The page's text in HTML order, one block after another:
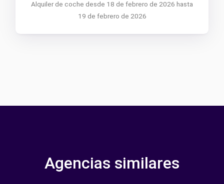
Alquiler de coche desde 18 de febrero de 2026 hasta
19 de febrero de 2026
Agencias similares